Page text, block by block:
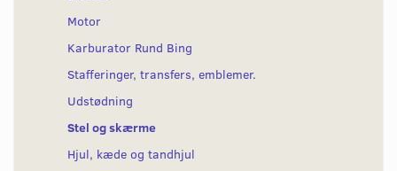
Motor
Karburator Rund Bing
Stafferinger, transfers, emblemer.
Udstødning
Stel og skærme
Hjul, kæde og tandhjul